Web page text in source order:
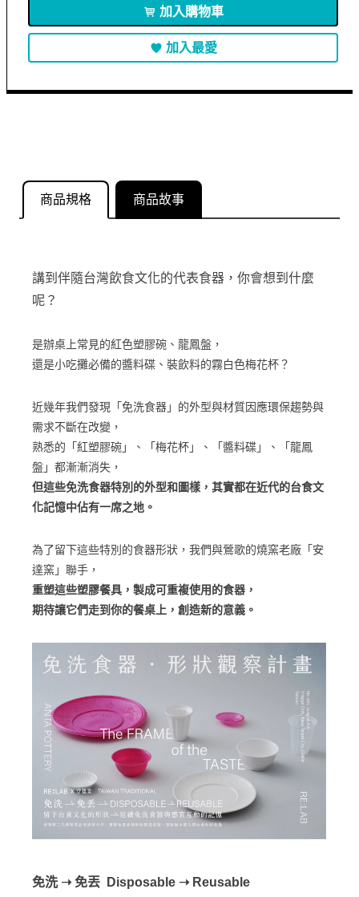
加入購物車
加入最愛
商品規格 商品故事
講到伴隨台灣飲食文化的代表食器，你會想到什麼
呢？
是辦桌上常見的紅色塑膠碗、龍鳳盤，
還是小吃攤必備的醬料碟、裝飲料的霧白色梅花杯？
近幾年我們發現「免洗食器」的外型與材質因應環保趨勢與
需求不斷在改變，
熟悉的「紅塑膠碗」、「梅花杯」、「醬料碟」、「龍鳳
盤」都漸漸消失，
但這些免洗食器特別的外型和圖樣，其實都在近代的台食文
化記憶中佔有一席之地。
為了留下這些特別的食器形狀，我們與鶯歌的燒窯老廠「安
達窯」聯手，
重塑這些塑膠餐具，製成可重複使用的食器，
期待讓它們走到你的餐桌上，創造新的意義。
免洗 ➝ 免丟 Disposable ➝ Reusable